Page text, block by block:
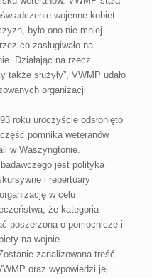
wojenne kobiet
było ono nie mniej
co zasługiwało na
Działając na rzecz
służyły”, VWMP udało
organizacji
roku uroczyście odsłonięto
pomnika weteranów
w Waszyngtonie.
jest polityka
i repertuary
w celu
że kategoria
poszerzona o pomocnicze i
na wojnie
zanalizowana treść
oraz wypowiedzi jej